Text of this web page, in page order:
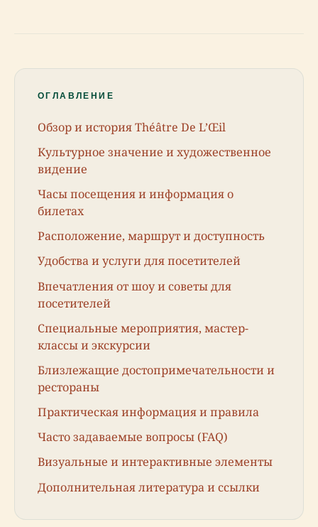
ОГЛАВЛЕНИЕ
Обзор и история Théâtre De L’Œil
Культурное значение и художественное
видение
Часы посещения и информация о
билетах
Расположение, маршрут и доступность
Удобства и услуги для посетителей
Впечатления от шоу и советы для
посетителей
Специальные мероприятия, мастер-
классы и экскурсии
Близлежащие достопримечательности и
рестораны
Практическая информация и правила
Часто задаваемые вопросы (FAQ)
Визуальные и интерактивные элементы
Дополнительная литература и ссылки